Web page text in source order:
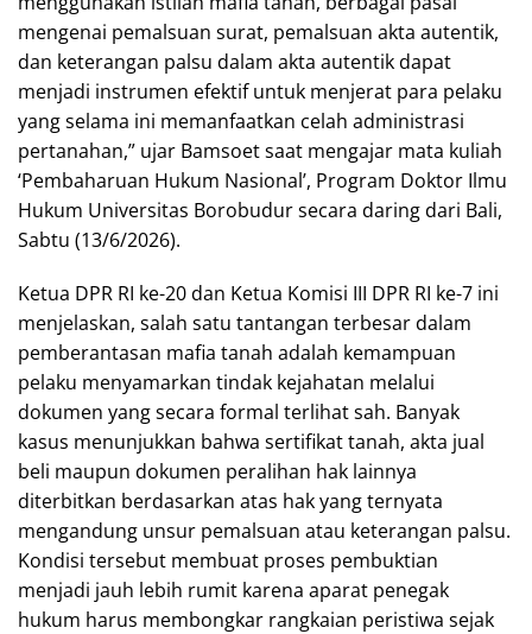
mengenai pemalsuan surat, pemalsuan akta autentik,
dan keterangan palsu dalam akta autentik dapat
menjadi instrumen efektif untuk menjerat para pelaku
yang selama ini memanfaatkan celah administrasi
pertanahan,” ujar Bamsoet saat mengajar mata kuliah
‘Pembaharuan Hukum Nasional’, Program Doktor Ilmu
Hukum Universitas Borobudur secara daring dari Bali,
Sabtu (13/6/2026).
Ketua DPR RI ke-20 dan Ketua Komisi III DPR RI ke-7 ini
menjelaskan, salah satu tantangan terbesar dalam
pemberantasan mafia tanah adalah kemampuan
pelaku menyamarkan tindak kejahatan melalui
dokumen yang secara formal terlihat sah. Banyak
kasus menunjukkan bahwa sertifikat tanah, akta jual
beli maupun dokumen peralihan hak lainnya
diterbitkan berdasarkan atas hak yang ternyata
mengandung unsur pemalsuan atau keterangan palsu.
Kondisi tersebut membuat proses pembuktian
menjadi jauh lebih rumit karena aparat penegak
hukum harus membongkar rangkaian peristiwa sejak